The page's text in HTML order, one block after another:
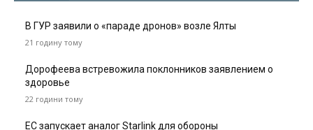
В ГУР заявили о «параде дронов» возле Ялты
21 годину тому
Дорофеева встревожила поклонников заявлением о
здоровье
22 години тому
ЕС запускает аналог Starlink для обороны